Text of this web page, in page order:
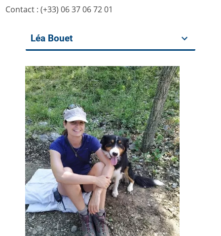
Contact : (+33) 06 37 06 72 01
Léa Bouet